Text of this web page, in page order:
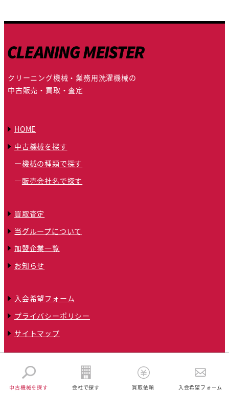
クリーニング機械・業務用洗濯機械の
中古販売・買取・査定
HOME
中古機械を探す
機械の種類で探す
販売会社名で探す
買取査定
当グループについて
加盟企業一覧
お知らせ
入会希望フォーム
プライバシーポリシー
サイトマップ
© 2024 全国クリーニング機械トータルネットワークグループ
中古機械を探す 会社で探す 買取依頼 入会希望フォーム